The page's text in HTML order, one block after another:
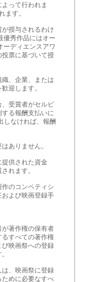
って行われま
ます。
授与されるわけ
優秀作品にはオー
ーディエンスアワ
票に基づいて授
、企業、または
迎します。
受賞者がセルビ
る報酬支払いに
しなければ、報酬
ありません。
供された資金
れます。
のコンペティシ
および映画登録手
著作権の保有者
すべての著作権
映画祭への登録
、映画祭に登録
めに必要なすべ